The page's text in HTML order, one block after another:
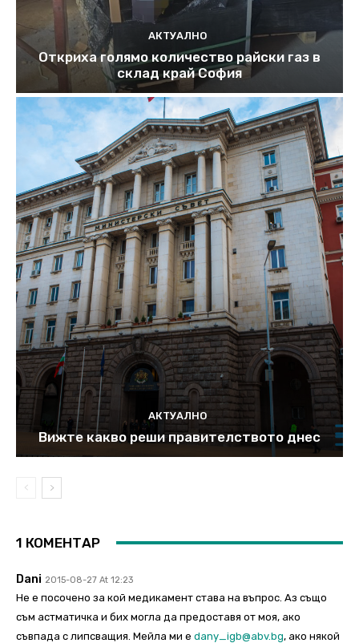
АКТУАЛНО
Откриха голямо количество райски газ в
склад край София
АКТУАЛНО
Вижте какво реши правителството днес
1 КОМЕНТАР
Dani 2015-08-27 At 12:23
Не е посочено за кой медикамент става на въпрос. Аз също
съм астматичка и бих могла да предоставя от моя, ако
съвпада с липсващия. Мейла ми е dany_igb@abv.bg, ако някой